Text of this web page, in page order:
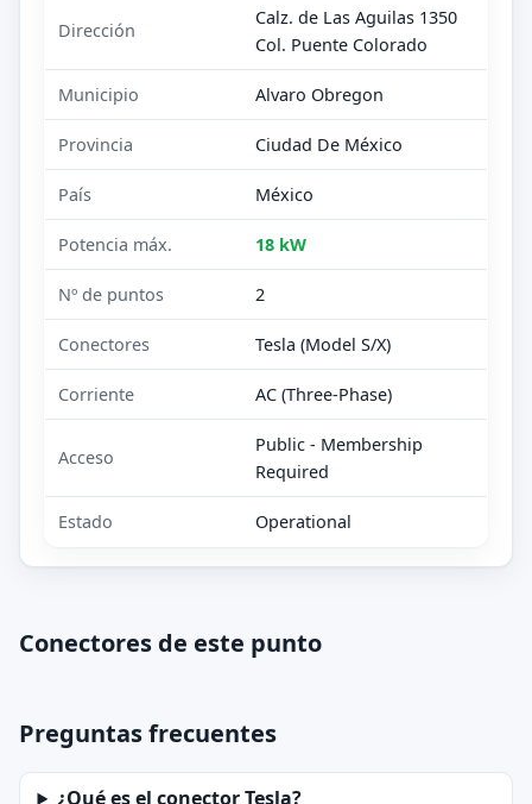
Dirección
Calz. de Las Aguilas 1350
Col. Puente Colorado
Municipio Alvaro Obregon
Provincia Ciudad De México
País México
Potencia máx. 18 kW
Nº de puntos 2
Conectores Tesla (Model S/X)
Corriente AC (Three-Phase)
Acceso
Public - Membership
Required
Estado Operational
Conectores de este punto
Preguntas frecuentes
¿Qué es el conector Tesla?